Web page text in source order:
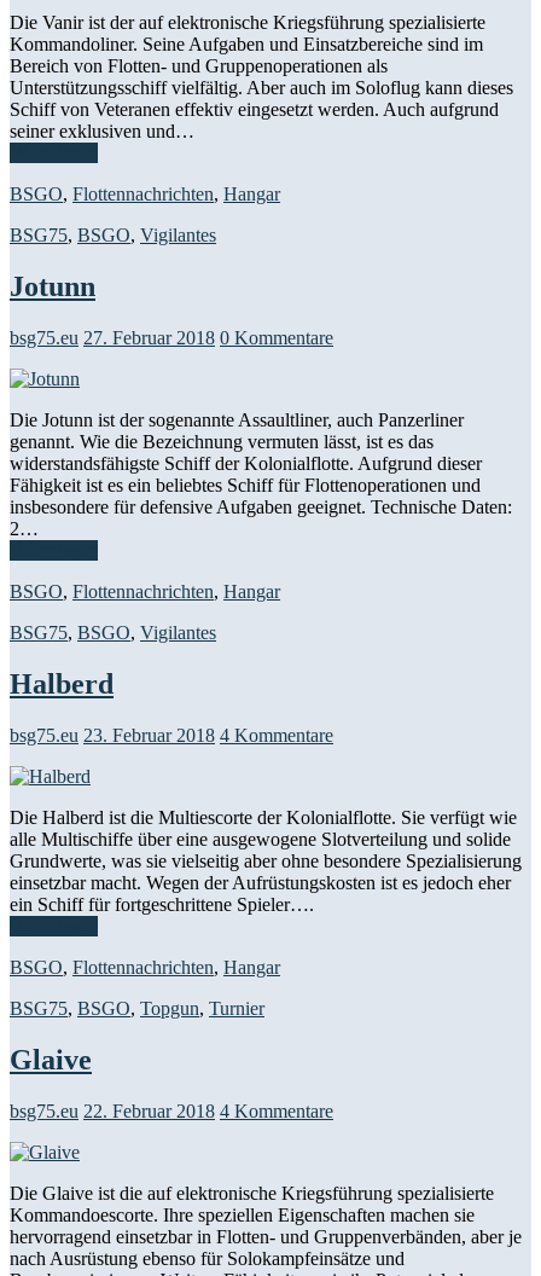
Die Vanir ist der auf elektronische Kriegsführung spezialisierte
Kommandoliner. Seine Aufgaben und Einsatzbereiche sind im
Bereich von Flotten- und Gruppenoperationen als
Unterstützungsschiff vielfältig. Aber auch im Soloflug kann dieses
Schiff von Veteranen effektiv eingesetzt werden. Auch aufgrund
seiner exklusiven und…
BSGO, Flottennachrichten, Hangar
BSG75, BSGO, Vigilantes
Jotunn
bsg75.eu 27. Februar 2018 0 Kommentare
Die Jotunn ist der sogenannte Assaultliner, auch Panzerliner
genannt. Wie die Bezeichnung vermuten lässt, ist es das
widerstandsfähigste Schiff der Kolonialflotte. Aufgrund dieser
Fähigkeit ist es ein beliebtes Schiff für Flottenoperationen und
insbesondere für defensive Aufgaben geeignet. Technische Daten:
2…
BSGO, Flottennachrichten, Hangar
BSG75, BSGO, Vigilantes
Halberd
bsg75.eu 23. Februar 2018 4 Kommentare
Die Halberd ist die Multiescorte der Kolonialflotte. Sie verfügt wie
alle Multischiffe über eine ausgewogene Slotverteilung und solide
Grundwerte, was sie vielseitig aber ohne besondere Spezialisierung
einsetzbar macht. Wegen der Aufrüstungskosten ist es jedoch eher
ein Schiff für fortgeschrittene Spieler….
BSGO, Flottennachrichten, Hangar
BSG75, BSGO, Topgun, Turnier
Glaive
bsg75.eu 22. Februar 2018 4 Kommentare
Die Glaive ist die auf elektronische Kriegsführung spezialisierte
Kommandoescorte. Ihre speziellen Eigenschaften machen sie
hervorragend einsetzbar in Flotten- und Gruppenverbänden, aber je
nach Ausrüstung ebenso für Solokampfeinsätze und